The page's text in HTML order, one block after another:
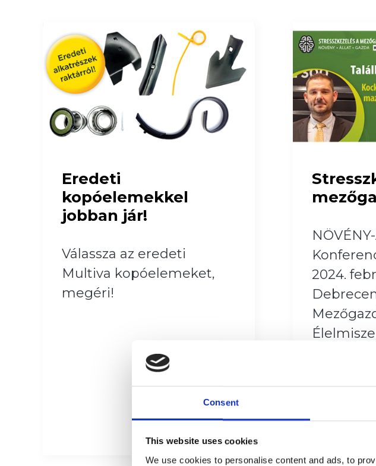
Consent
This website uses cookies
We use cookies to personalise content and ads, to
Eredeti
kopóelemekkel
jobban jár!
Válassza az eredeti
Multiva kopóelemeket,
megéri!
2024.